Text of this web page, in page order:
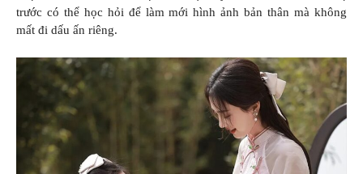
trước có thể học hỏi để làm mới hình ảnh bản thân mà không
mất đi dấu ấn riêng.